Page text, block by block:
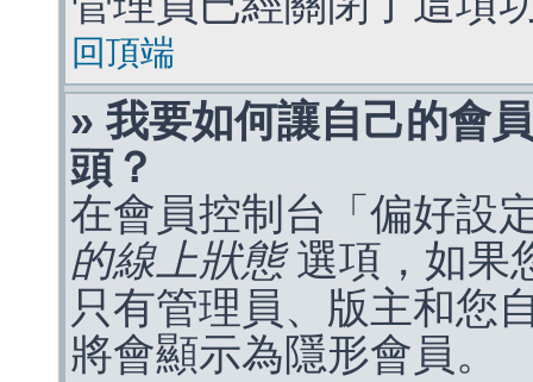
回頂端
» 我要如何讓自己的會
頭？
在會員控制台「偏好設
的線上狀態選項，如果
只有管理員、版主和您
將會顯示為隱形會員。